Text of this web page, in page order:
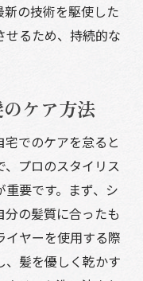
の技術を駆使した
るため、持続的な
ケア方法
でのケアを怠ると
プロのスタイリス
要です。まず、シ
の髪質に合ったも
イヤーを使用する際
、髪を優しく乾かす